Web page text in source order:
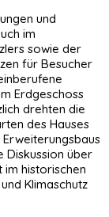
und
im
sowie der
für Besucher
Erdgeschoss
drehten die
des Hauses
Diskussion über
historischen
Klimaschutz